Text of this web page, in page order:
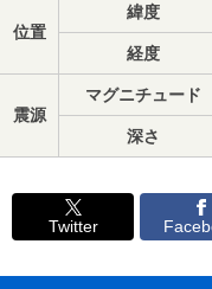
位置
緯度
経度
震源
マグニチュード
深さ
Twitter